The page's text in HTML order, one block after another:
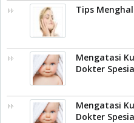
Tips
Mengatasi
Dokter
Mengatasi
Dokter